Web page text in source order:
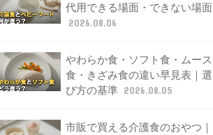
代用できる場面・できない場面
2026.08.06
やわらか食・ソフト食・ムース
食・きざみ食の違い早見表｜選
び方の基準 2026.08.05
市販で買える介護食のおやつ｜